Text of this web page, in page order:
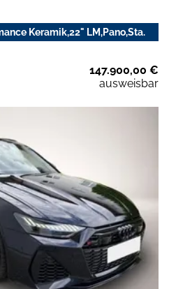
Keramik,22" LM,Pano,Sta.
147.900,00 €
ausweisbar